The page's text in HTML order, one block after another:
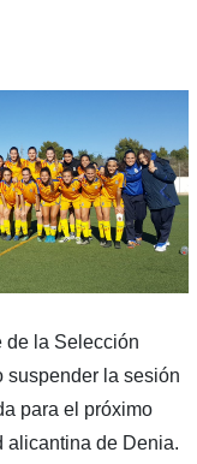
de la Selección
suspender la sesión
para el próximo
alicantina de Denia.